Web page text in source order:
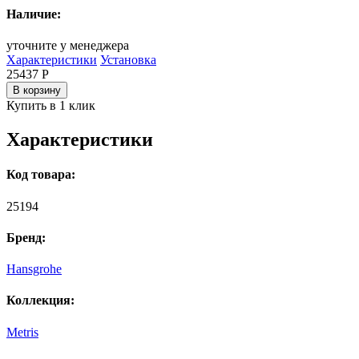
Наличие:
уточните у менеджера
Характеристики Установка
25437 Р
В корзину
Купить в 1 клик
Характеристики
Код товара:
25194
Бренд:
Hansgrohe
Коллекция:
Metris